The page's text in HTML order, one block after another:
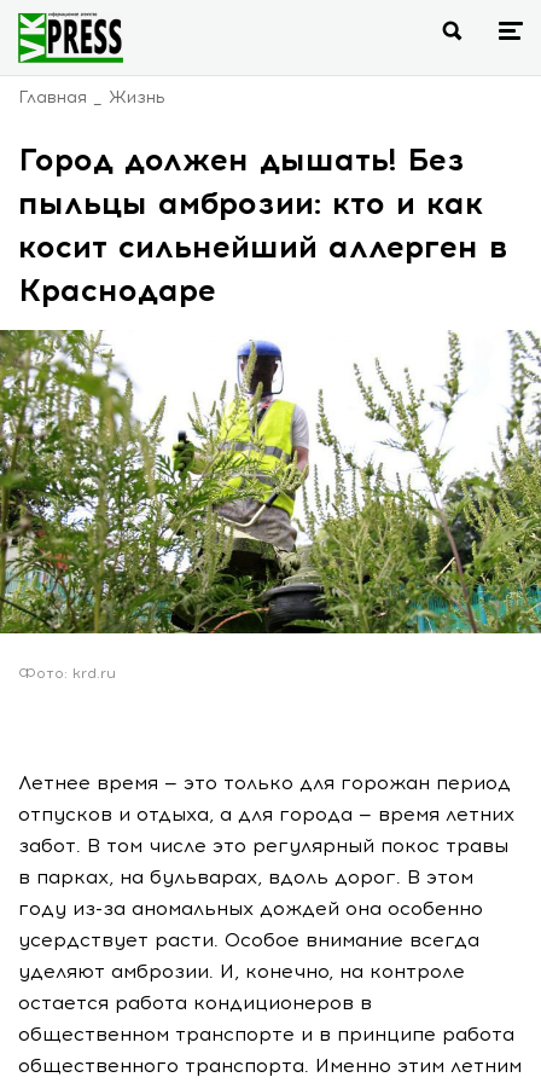
Главная Жизнь
Город должен дышать! Без
пыльцы амброзии: кто и как
косит сильнейший аллерген в
Краснодаре
Фото: krd.ru
Летнее время — это только для горожан период
отпусков и отдыха, а для города — время летних
забот. В том числе это регулярный покос травы
в парках, на бульварах, вдоль дорог. В этом
году из-за аномальных дождей она особенно
усердствует расти. Особое внимание всегда
уделяют амброзии. И, конечно, на контроле
остается работа кондиционеров в
общественном транспорте и в принципе работа
общественного транспорта. Именно этим летним